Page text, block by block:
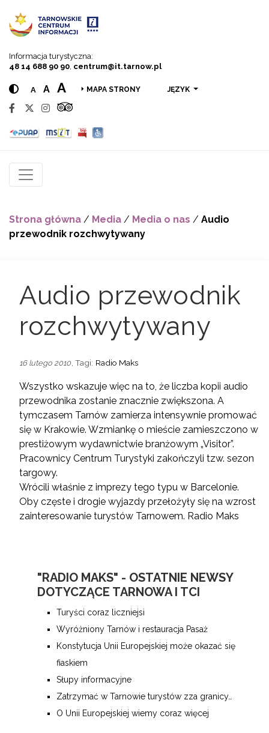
Informacja turystyczna:
48 14 688 90 90 centrum@it.tarnow.pl
A A A MAPA STRONY JĘZYK
Strona główna / Media / Media o nas / Audio
przewodnik rozchwytywany
Audio przewodnik
rozchwytywany
16 lutego 2010 , Tagi: Radio Maks
Wszystko wskazuje więc na to, że liczba kopii audio
przewodnika zostanie znacznie zwiększona. A
tymczasem Tarnów zamierza intensywnie promować
się w Krakowie. Wzmiankę o mieście zamieszczono w
prestiżowym wydawnictwie branżowym „Visitor”.
Pracownicy Centrum Turystyki zakończyli tzw. sezon
targowy.
Wrócili właśnie z imprezy tego typu w Barcelonie.
Oby częste i drogie wyjazdy przełożyły się na wzrost
zainteresowanie turystów Tarnowem. Radio Maks
"RADIO MAKS" - OSTATNIE NEWSY
DOTYCZĄCE TARNOWA I TCI
Turyści coraz liczniejsi
Wyróżniony Tarnów i restauracja Pasaż
Konstytucja Unii Europejskiej może okazać się
fiaskiem
Słupy informacyjne
Zatrzymać w Tarnowie turystów zza granicy…
O Unii Europejskiej wiemy coraz więcej